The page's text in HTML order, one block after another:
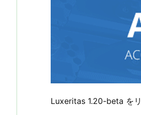
Luxeritas 1.20-beta をリ